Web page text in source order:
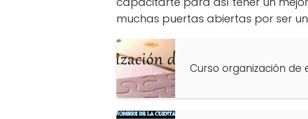
muchas puertas abiertas por ser
Curso organización de